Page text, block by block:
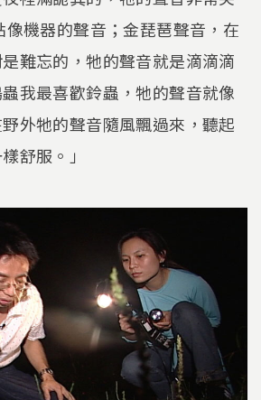
機器的聲音；金琵琶聲音，在
難忘的，牠的聲音就是滴滴滴
我最喜歡鈴蟲，牠的聲音就像
外牠的聲音隨風飄過來，聽起
舒服。」